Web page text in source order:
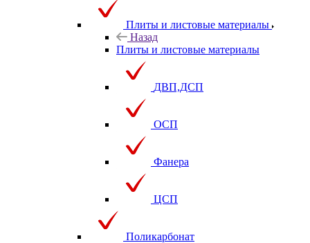
Плиты и листовые материалы
Назад
Плиты и листовые материалы
ДВП,ДСП
ОСП
Фанера
ЦСП
Поликарбонат